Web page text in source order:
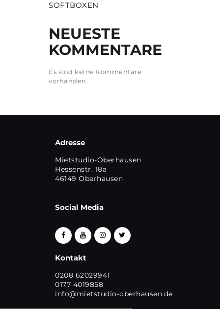
SOFTBOXEN
NEUESTE
KOMMENTARE
Es sind keine Kommentare
vorhanden.
Adresse
Mietstudio-Oberhausen
Hessenstr. 18a
46149 Oberhausen
Social Media
Kontakt
0208 62029941
0177 4019858
info@mietstudio-oberhausen.de